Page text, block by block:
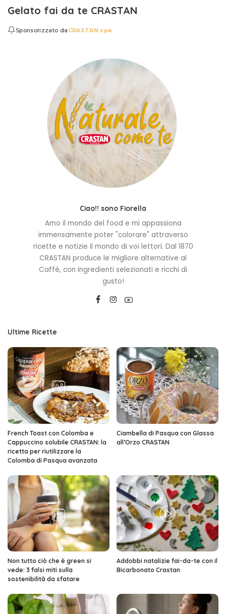
Gelato fai da te CRASTAN
Sponsorizzato da CRASTAN spa
Ciao!! sono Fiorella
Amo il mondo del food e mi appassiona
immensamente poter "colorare" attraverso
ricette e notizie il mondo di voi lettori. Dal 1870
CRASTAN produce le migliore alternative al
Caffè, con ingredienti selezionati e ricchi di
gusto!
Ultime Ricette
French Toast con Colomba e
Cappuccino solubile CRASTAN: la
ricetta per riutilizzare la
Colomba di Pasqua avanzata
Ciambella di Pasqua con Glassa
all’Orzo CRASTAN
Non tutto ciò che è green si
vede: 3 falsi miti sulla
sostenibilità da sfatare
Addobbi natalizie fai-da-te con il
Bicarbonato Crastan